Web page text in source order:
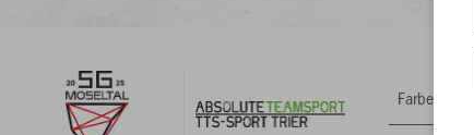
Farbe